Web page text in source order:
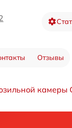
Отзывы
камеры